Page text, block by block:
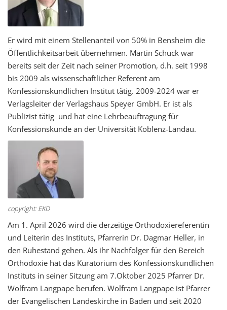
Er wird mit einem Stellenanteil von 50% in Bensheim die
Öffentlichkeitsarbeit übernehmen. Martin Schuck war
bereits seit der Zeit nach seiner Promotion, d.h. seit 1998
bis 2009 als wissenschaftlicher Referent am
Konfessionskundlichen Institut tätig. 2009-2024 war er
Verlagsleiter der Verlagshaus Speyer GmbH. Er ist als
Publizist tätig und hat eine Lehrbeauftragung für
Konfessionskunde an der Universität Koblenz-Landau.
copyright: EKD
Am 1. April 2026 wird die derzeitige Orthodoxiereferentin
und Leiterin des Instituts, Pfarrerin Dr. Dagmar Heller, in
den Ruhestand gehen. Als ihr Nachfolger für den Bereich
Orthodoxie hat das Kuratorium des Konfessionskundlichen
Instituts in seiner Sitzung am 7.Oktober 2025 Pfarrer Dr.
Wolfram Langpape berufen. Wolfram Langpape ist Pfarrer
der Evangelischen Landeskirche in Baden und seit 2020